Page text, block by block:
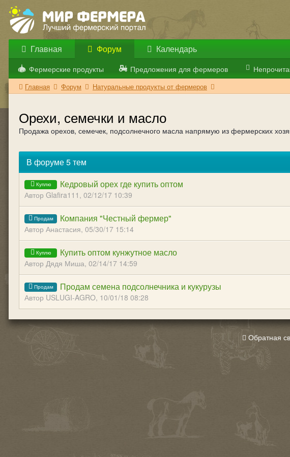
Главная Форум
Фермерские продукты Предложения для фермеров
Календарь
Главная Форум Натуральные продукты от фермеров
Орехи, семечки и масло
Продажа орехов, семечек, подсолнечного масла напрямую из фермерских
В форуме 5 тем
Кедровый орех где купить оптом
Автор Glafira111, 02/12/17 10:39
Компания "Честный фермер"
Автор Анастасия, 05/30/17 15:14
Купить оптом кунжутное масло
Автор Дядя Миша, 02/14/17 14:59
Продам семена подсолнечника и кукурузы
Автор USLUGI-AGRO, 10/01/18 08:28
Обратная